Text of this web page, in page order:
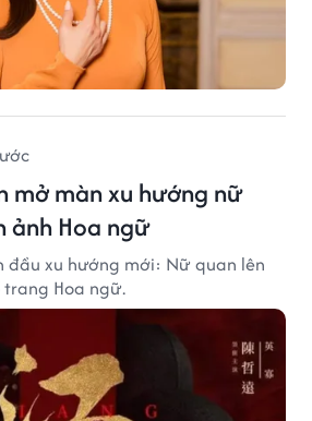
mở màn xu hướng nữ
ảnh Hoa ngữ
đầu xu hướng mới: Nữ quan lên
Hoa ngữ.